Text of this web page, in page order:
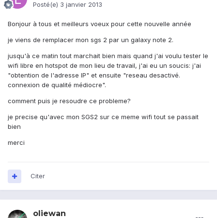
Posté(e) 3 janvier 2013
Bonjour à tous et meilleurs voeux pour cette nouvelle année
je viens de remplacer mon sgs 2 par un galaxy note 2.
jusqu'à ce matin tout marchait bien mais quand j'ai voulu tester le
wifi libre en hotspot de mon lieu de travail, j'ai eu un soucis: j'ai
"obtention de l'adresse IP" et ensuite "reseau desactivé.
connexion de qualité médiocre".
comment puis je resoudre ce probleme?
je precise qu'avec mon SGS2 sur ce meme wifi tout se passait
bien
merci
Citer
oliewan